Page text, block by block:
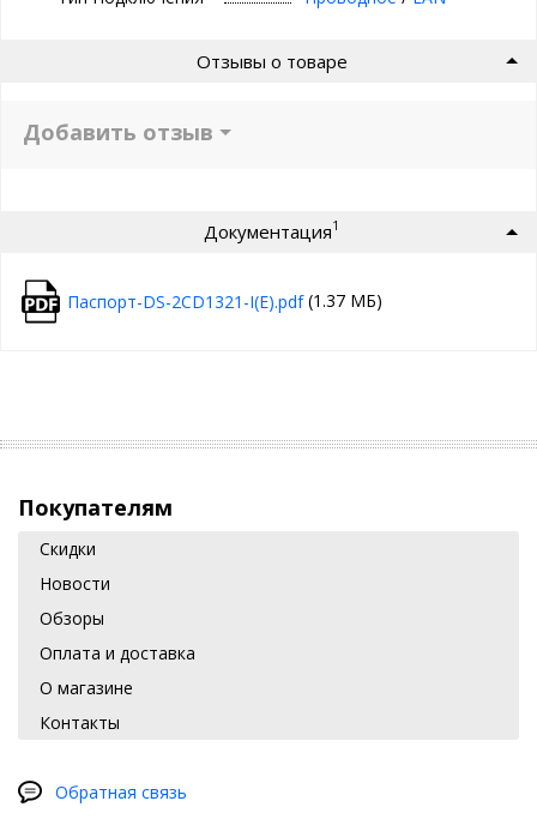
Отзывы о товаре
Добавить отзыв
Документация1
Паспорт-DS-2CD1321-I(E).pdf(1.37 МБ)
Покупателям
Скидки
Новости
Обзоры
Оплата и доставка
О магазине
Контакты
Обратная связь